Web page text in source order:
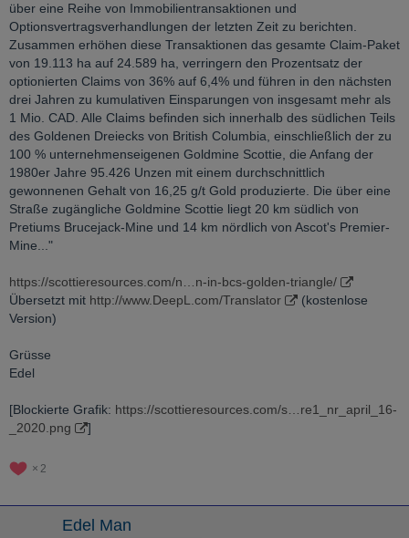
über eine Reihe von Immobilientransaktionen und
Optionsvertragsverhandlungen der letzten Zeit zu berichten.
Zusammen erhöhen diese Transaktionen das gesamte Claim-Paket
von 19.113 ha auf 24.589 ha, verringern den Prozentsatz der
optionierten Claims von 36% auf 6,4% und führen in den nächsten
drei Jahren zu kumulativen Einsparungen von insgesamt mehr als
1 Mio. CAD. Alle Claims befinden sich innerhalb des südlichen Teils
des Goldenen Dreiecks von British Columbia, einschließlich der zu
100 % unternehmenseigenen Goldmine Scottie, die Anfang der
1980er Jahre 95.426 Unzen mit einem durchschnittlich
gewonnenen Gehalt von 16,25 g/t Gold produzierte. Die über eine
Straße zugängliche Goldmine Scottie liegt 20 km südlich von
Pretiums Brucejack-Mine und 14 km nördlich von Ascot's Premier-
Mine..."
https://scottieresources.com/n…n-in-bcs-golden-triangle/
Übersetzt mit http://www.DeepL.com/Translator
(kostenlose
Version)
Grüsse
Edel
[Blockierte Grafik: https://scottieresources.com/s…re1_nr_april_16-
_2020.png
]
2
Edel Man